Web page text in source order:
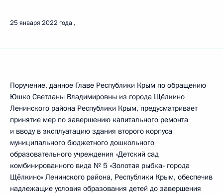
25 января 2022 года
Поручение, данное Главе Республики Крым по обращению
Юшко Светланы Владимировны из города Щёлкино
Ленинского района Республики Крым, предусматривает
принятие мер по завершению капитального ремонта
и вводу в эксплуатацию здания второго корпуса
муниципального бюджетного дошкольного
образовательного учреждения «Детский сад
комбинированного вида № 5 «Золотая рыбка» города
Щёлкино» Ленинского района, Республики Крым, обеспечив
надлежащие условия образования детей до завершения